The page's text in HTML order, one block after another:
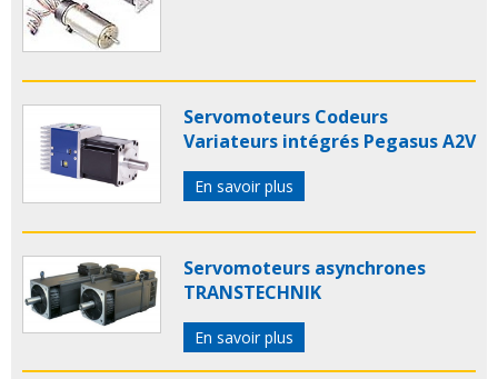
Servomoteurs Codeurs
Variateurs intégrés Pegasus A2V
En savoir plus
Servomoteurs asynchrones
TRANSTECHNIK
En savoir plus